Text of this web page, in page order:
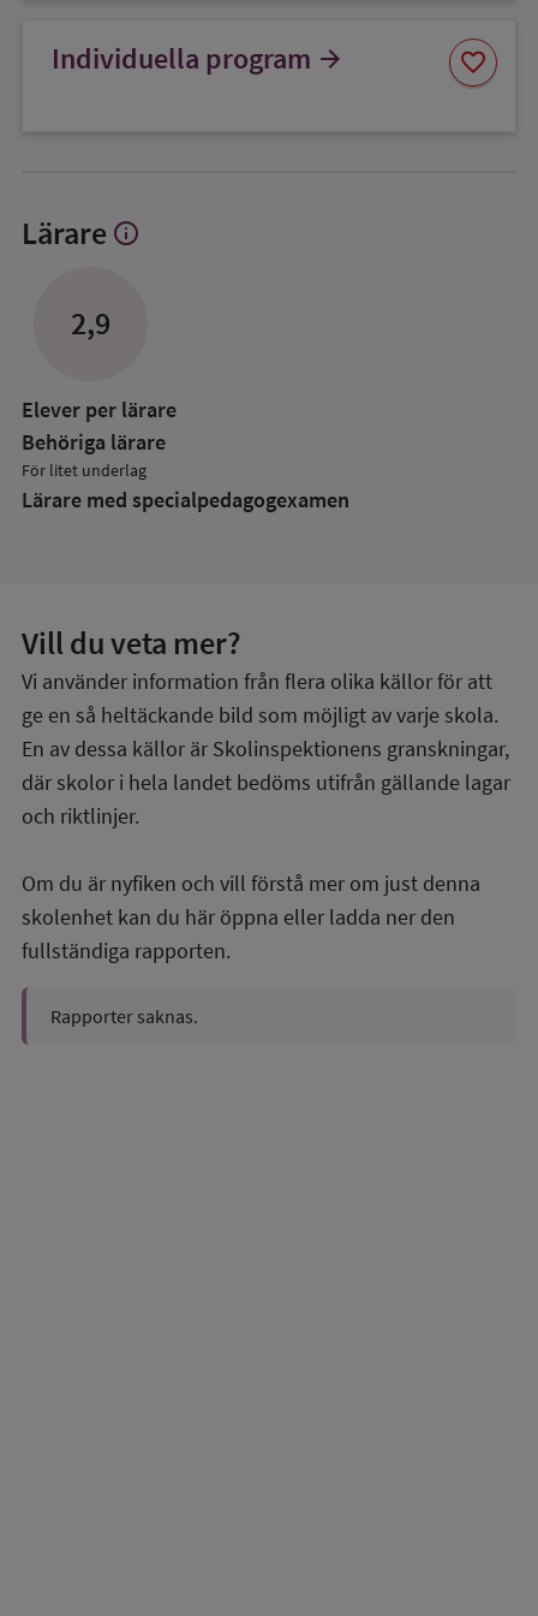
Individuella program arrow_forward favorite
Spara
som
Lärare Visa
info
2,9
Elever per lärare
Behöriga lärare
För litet underlag
Lärare med specialpedagog­examen
Vill du veta mer?
Vi använder information från flera olika källor för att
ge en så heltäckande bild som möjligt av varje skola.
En av dessa källor är Skolinspektionens granskningar,
där skolor i hela landet bedöms utifrån gällande lagar
och riktlinjer.
Om du är nyfiken och vill förstå mer om just denna
skolenhet kan du här öppna eller ladda ner den
fullständiga rapporten.
Rapporter saknas.